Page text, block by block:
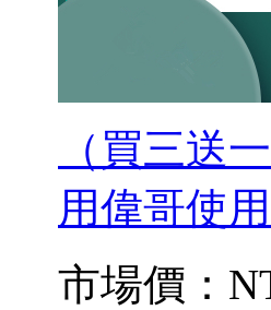
（買三送
用偉哥使
市場價：